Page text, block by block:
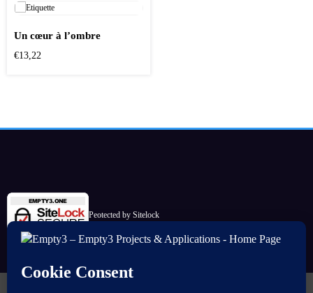
Un cœur à l’ombre
€13,22
Peotected by Sitelock